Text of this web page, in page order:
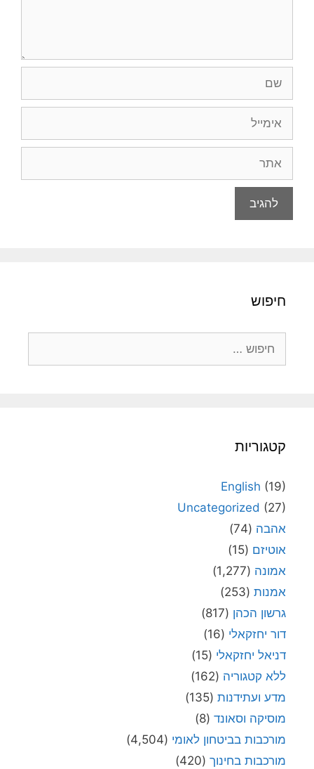
חיפוש
קטגוריות
English (19)
Uncategorized (27)
אהבה (74)
אוטיזם (15)
אמונה (1,277)
אמנות (253)
גרשון הכהן (817)
דור יחזקאלי (16)
דניאל יחזקאלי (15)
ללא קטגוריה (162)
מדע ועתידנות (135)
מוסיקה וסאונד (8)
מורכבות בביטחון לאומי (4,504)
מורכבות בחינוך (420)